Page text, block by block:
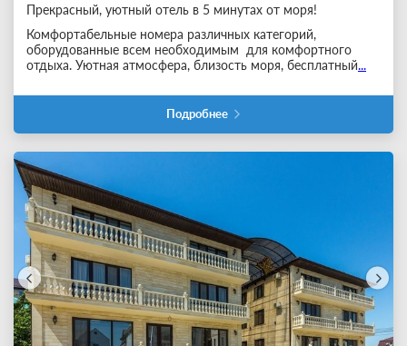
Прекрасный, уютный отель в 5 минутах от моря!
Комфортабельные номера различных категорий,
оборудованные всем необходимым для комфортного
отдыха. Уютная атмосфера, близость моря, бесплатный...
Подробнее